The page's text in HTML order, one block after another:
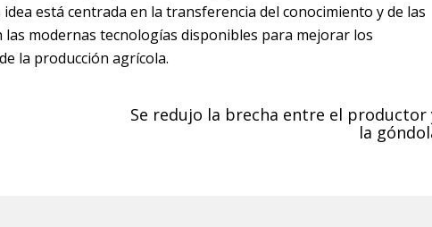
está centrada en la transferencia del conocimiento y de las
las modernas tecnologías disponibles para mejorar los
la producción agrícola.
Se redujo la brecha entre el productor
la